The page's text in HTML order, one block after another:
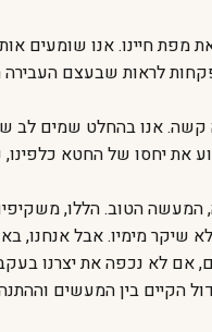
מפת חיינו. אנו שומעים
לראות שבעצם העבירה
קשה. אנו בהחלט שמים לב
את יחסו של החטא
המעשה הטוב. הללו,
שיקר מימיו. אבל אנחנו,
לא נכפה את יצרנו
הקיים בין המעשים